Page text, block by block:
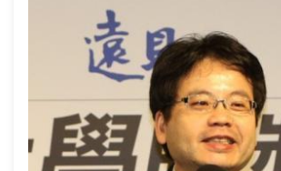
Open submenu (重要連結)
(link is external)